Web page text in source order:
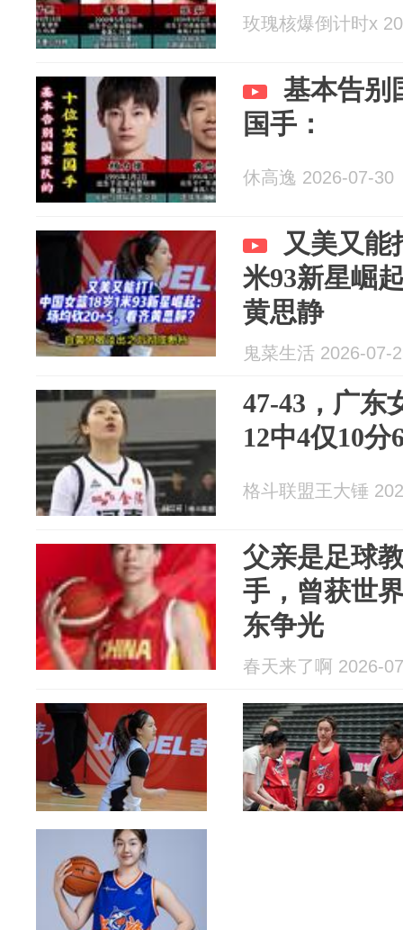
玫瑰核爆倒计时x
基本告别
国手：
休高逸 2026-07-30
又美又能
米93新星崛
黄思静
鬼菜生活 2026-07-
47-43，广东
12中4仅10
格斗联盟王大锤
父亲是足球
手，曾获世
东争光
春天来了啊 2026-